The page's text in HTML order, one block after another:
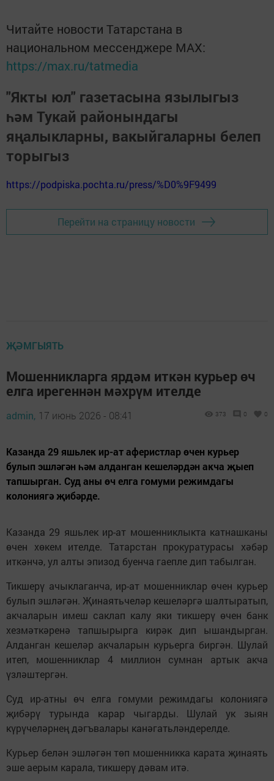
Читайте новости Татарстана в
национальном мессенджере MАХ:
https://max.ru/tatmedia
"Якты юл" газетасына язылыгыз
һәм Тукай районындагы
яңалыкларны, вакыйгаларны белеп
торыгыз
https://podpiska.pochta.ru/press/%D0%9F9499
Перейти на страницу новости
ҖӘМГЫЯТЬ
Мошенникларга ярдәм иткән курьер өч
елга ирегеннән мәхрүм ителде
admin, 17 июнь 2026 - 08:41 373 0 0
Казанда 29 яшьлек ир-ат аферистлар өчен курьер
булып эшләгән һәм алданган кешеләрдән акча җыеп
тапшырган. Суд аны өч елга гомуми режимдагы
колониягә җибәрде.
Казанда 29 яшьлек ир-ат мошенниклыкта катнашканы
өчен хөкем ителде. Татарстан прокуратурасы хәбәр
иткәнчә, ул алты эпизод буенча гаепле дип табылган.
Тикшерү ачыклаганча, ир-ат мошенниклар өчен курьер
булып эшләгән. Җинаятьчеләр кешеләргә шалтыратып,
акчаларын имеш саклап калу яки тикшерү өчен банк
хезмәткәренә тапшырырга кирәк дип ышандырган.
Алданган кешеләр акчаларын курьерга биргән. Шулай
итеп, мошенниклар 4 миллион сумнан артык акча
үзләштергән.
Суд ир-атны өч елга гомуми режимдагы колониягә
җибәрү турында карар чыгарды. Шулай ук зыян
күрүчеләрнең дәгъвалары канәгатьләндерелде.
Курьер белән эшләгән төп мошенникка карата җинаять
эше аерым карала, тикшерү дәвам итә.